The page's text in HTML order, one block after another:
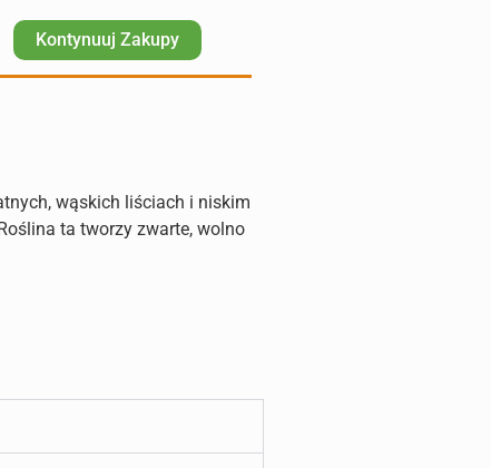
Kontynuuj Zakupy
wąskich liściach i niskim
ta tworzy zwarte, wolno